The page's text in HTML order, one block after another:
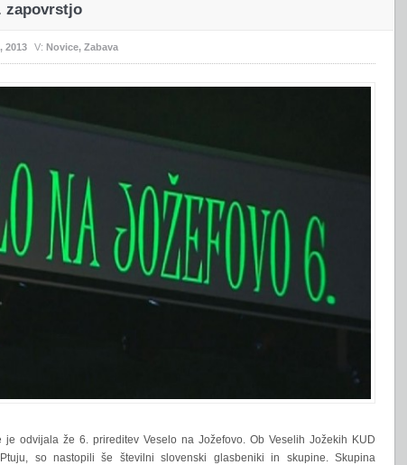
zapovrstjo
2013 V: Novice, Zabava
odvijala že 6. prireditev Veselo na Jožefovo. Ob Veselih Jožekih KUD
so nastopili še številni slovenski glasbeniki in skupine. Skupina